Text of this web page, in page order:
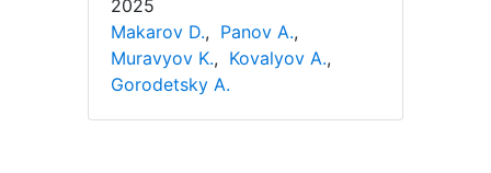
2025
Makarov D., Panov A.,
Muravyov K., Kovalyov A.,
Gorodetsky A.